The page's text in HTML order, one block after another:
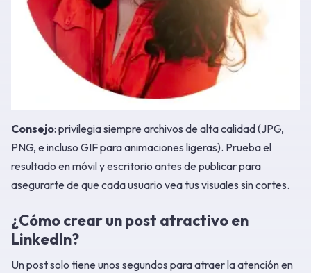
Consejo: privilegia siempre archivos de alta calidad (JPG,
PNG, e incluso GIF para animaciones ligeras). Prueba el
resultado en móvil y escritorio antes de publicar para
asegurarte de que cada usuario vea tus visuales sin cortes.
¿Cómo crear un post atractivo en
LinkedIn?
Un post solo tiene unos segundos para atraer la atención en